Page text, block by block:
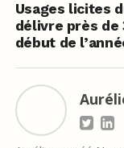
Usages licites
délivre près
début de